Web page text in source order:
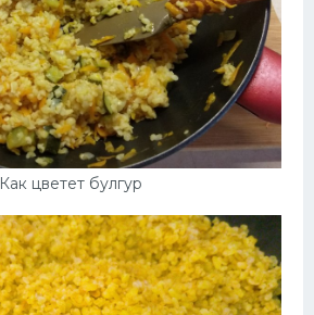
Как цветет булгур